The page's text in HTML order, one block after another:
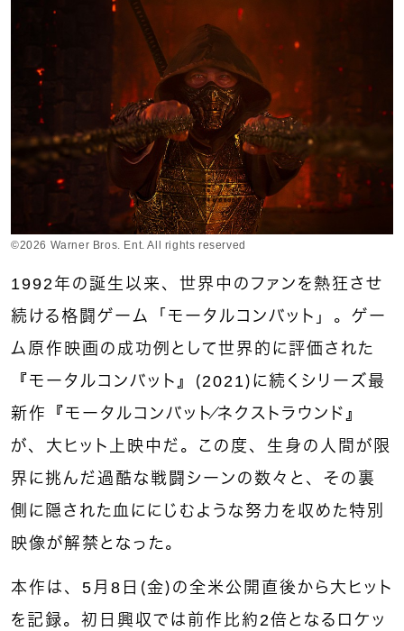
©2026 Warner Bros. Ent. All rights reserved
1992年の誕生以来、世界中のファンを熱狂させ
続ける格闘ゲーム「モータルコンバット」。ゲー
ム原作映画の成功例として世界的に評価された
『モータルコンバット』（2021）に続くシリーズ最
新作『モータルコンバット／ネクストラウンド』
が、大ヒット上映中だ。この度、生身の人間が限
界に挑んだ過酷な戦闘シーンの数々と、その裏
側に隠された血ににじむような努力を収めた特別
映像が解禁となった。
本作は、5月8日（金）の全米公開直後から大ヒット
を記録。初日興収では前作比約2倍となるロケッ